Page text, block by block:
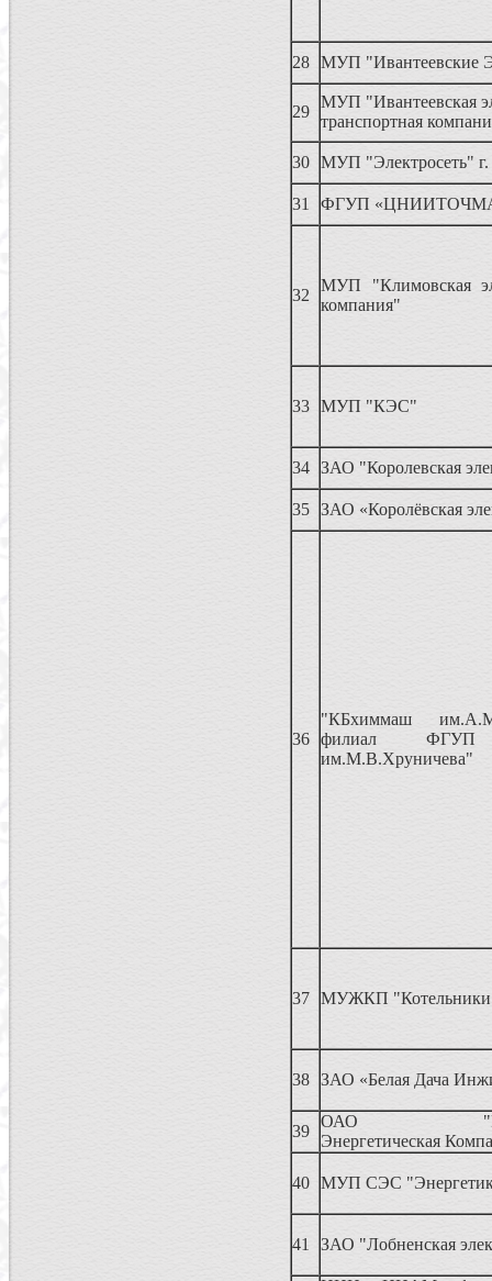
28 МУП "Ивантеевские
29
МУП "Ивантеевская
транспортная
30 МУП "Электросеть"
31 ФГУП
32
МУП "Климовская
компания"
33 МУП "КЭС"
34 ЗАО "Королевская
35 ЗАО «Королёвская
36
"КБхиммаш
филиал
им.М.В.Хруничева"
37 МУЖКП
38 ЗАО «Белая Дача
39
ОАО
Энергетическая
40 МУП СЭС
41 ЗАО "Лобненская